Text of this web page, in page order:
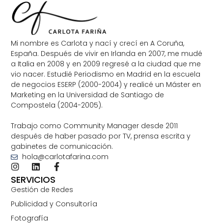
Mi nombre es Carlota y nací y crecí en A Coruña,
España. Después de vivir en Irlanda en 2007, me mudé
a Italia en 2008 y en 2009 regresé a la ciudad que me
vio nacer. Estudié Periodismo en Madrid en la escuela
de negocios ESERP (2000-2004) y realicé un Máster en
Marketing en la Universidad de Santiago de
Compostela (2004-2005).
Trabajo como Community Manager desde 2011
después de haber pasado por TV, prensa escrita y
gabinetes de comunicación.
hola@carlotafarina.com
SERVICIOS
Gestión de Redes
Publicidad y Consultoría
Fotografía